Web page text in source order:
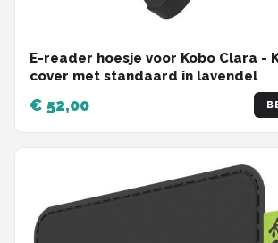
E-reader hoesje voor Kobo Clara -
cover met standaard in lavendel
€ 52,00